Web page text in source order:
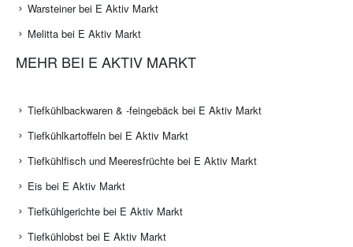
Warsteiner bei E Aktiv Markt
Melitta bei E Aktiv Markt
MEHR BEI E AKTIV MARKT
Tiefkühlbackwaren & -feingebäck bei E Aktiv Markt
Tiefkühlkartoffeln bei E Aktiv Markt
Tiefkühlfisch und Meeresfrüchte bei E Aktiv Markt
Eis bei E Aktiv Markt
Tiefkühlgerichte bei E Aktiv Markt
Tiefkühlobst bei E Aktiv Markt